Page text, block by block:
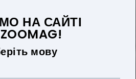
НА САЙТІ
мову